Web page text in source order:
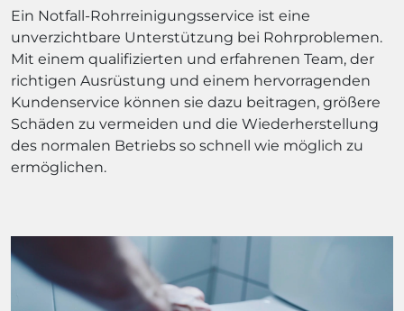
Ein Notfall-Rohrreinigungsservice ist eine
unverzichtbare Unterstützung bei Rohrproblemen.
Mit einem qualifizierten und erfahrenen Team, der
richtigen Ausrüstung und einem hervorragenden
Kundenservice können sie dazu beitragen, größere
Schäden zu vermeiden und die Wiederherstellung
des normalen Betriebs so schnell wie möglich zu
ermöglichen.